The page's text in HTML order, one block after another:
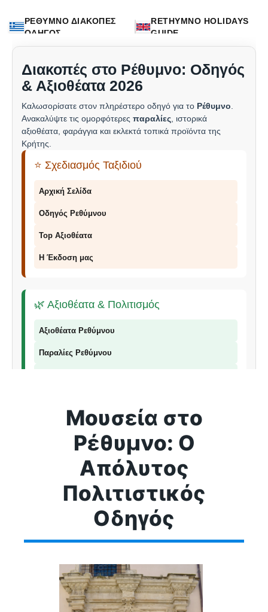
ΡΕΘΥΜΝΟ ΔΙΑΚΟΠΕΣ
ΟΔΗΓΟΣ
RETHYMNO HOLIDAYS
GUIDE
Διακοπές στο Ρέθυμνο: Οδηγός
& Αξιοθέατα 2026
Καλωσορίσατε στον πληρέστερο οδηγό για το Ρέθυμνο
Ανακαλύψτε τις ομορφότερες παραλίες , ιστορικά
αξιοθέατα, φαράγγια και εκλεκτά τοπικά προϊόντα της
Κρήτης.
⭐ Σχεδιασμός Ταξιδιού
Αρχική Σελίδα
Οδηγός Ρεθύμνου
Top Αξιοθέατα
Η Έκδοση μας
🌿 Αξιοθέατα & Πολιτισμός
Αξιοθέατα Ρεθύμνου
Παραλίες Ρεθύμνου
📞 Επικοινωνία
© 2026 Explorer Rethymno - Οδηγός για το Ρέθυμνο |
ρέθυμνο
Μουσεία στο
Ρέθυμνο: Ο
Απόλυτος
Πολιτιστικός
Οδηγός
Ανακαλύψτε την πλούσια ιστορία και την
πολιτιστική κληρονομιά του Ρεθύμνου μέσα από τα
πιο σημαντικά μουσεία και τους αρχαιολογικούς
χώρους της περιοχής.